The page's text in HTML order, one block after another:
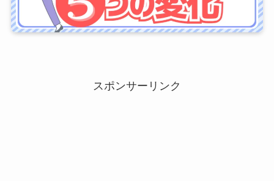
スポンサーリンク